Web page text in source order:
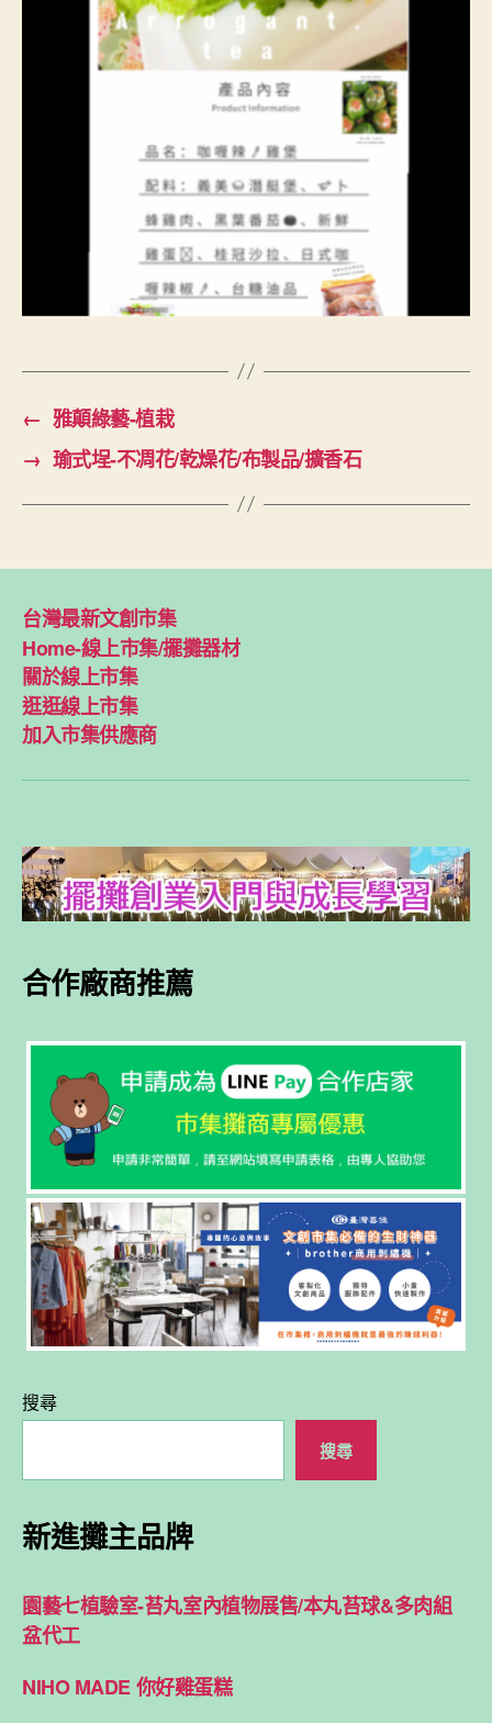
← 雅顛綠藝-植栽
→ 瑜式埕-不凋花/乾燥花/布製品/擴香石
台灣最新文創市集
Home-線上市集/擺攤器材
關於線上市集
逛逛線上市集
加入市集供應商
合作廠商推薦
搜尋
搜尋
新進攤主品牌
園藝七植驗室-苔丸室內植物展售/本丸苔球&多肉組
盆代工
NIHO MADE 你好雞蛋糕